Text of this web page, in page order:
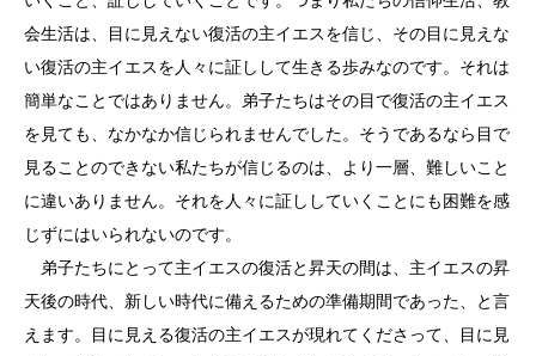
会生活は、目に見えない復活の主イエスを信じ、その目に見えな
い復活の主イエスを人々に証しして生きる歩みなのです。それは
簡単なことではありません。弟子たちはその目で復活の主イエス
を見ても、なかなか信じられませんでした。そうであるなら目で
見ることのできない私たちが信じるのは、より一層、難しいこと
に違いありません。それを人々に証ししていくことにも困難を感
じずにはいられないのです。
弟子たちにとって主イエスの復活と昇天の間は、主イエスの昇
天後の時代、新しい時代に備えるための準備期間であった、と言
えます。目に見える復活の主イエスが現れてくださって、目に見